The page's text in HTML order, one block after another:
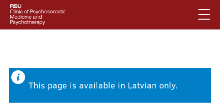
Skip
main
content
SearchMobile
augšējā
Mobile
This page is available in Latvian only.